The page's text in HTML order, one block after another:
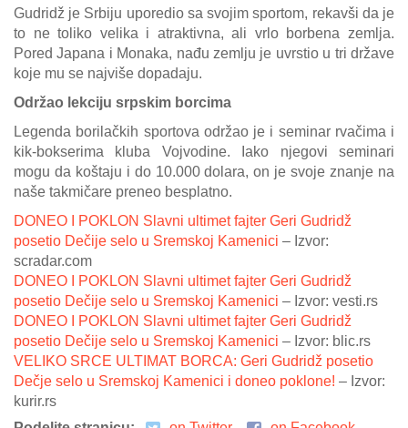
Gudridž je Srbiju uporedio sa svojim sportom, rekavši da je
to ne toliko velika i atraktivna, ali vrlo borbena zemlja.
Pored Japana i Monaka, nađu zemlju je uvrstio u tri države
koje mu se najviše dopadaju.
Održao lekciju srpskim borcima
Legenda borilačkih sportova održao je i seminar rvačima i
kik-bokserima kluba Vojvodine. Iako njegovi seminari
mogu da koštaju i do 10.000 dolara, on je svoje znanje na
naše takmičare preneo besplatno.
DONEO I POKLON Slavni ultimet fajter Geri Gudridž
posetio Dečije selo u Sremskoj Kamenici – Izvor:
scradar.com
DONEO I POKLON Slavni ultimet fajter Geri Gudridž
posetio Dečije selo u Sremskoj Kamenici – Izvor: vesti.rs
DONEO I POKLON Slavni ultimet fajter Geri Gudridž
posetio Dečije selo u Sremskoj Kamenici – Izvor: blic.rs
VELIKO SRCE ULTIMAT BORCA: Geri Gudridž posetio
Dečje selo u Sremskoj Kamenici i doneo poklone! – Izvor:
kurir.rs